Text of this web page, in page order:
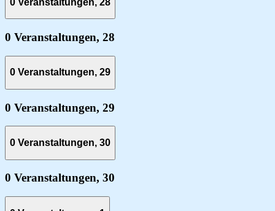
0 Veranstaltungen, 28
0 Veranstaltungen, 29
0 Veranstaltungen, 29
0 Veranstaltungen, 30
0 Veranstaltungen, 30